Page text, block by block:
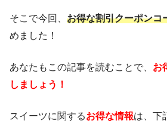
そこで今回、 お得な割引クーポンコ
めました！
あなたもこの記事を読むことで、 お
しましょう！
スイーツに関するお得な情報は、下